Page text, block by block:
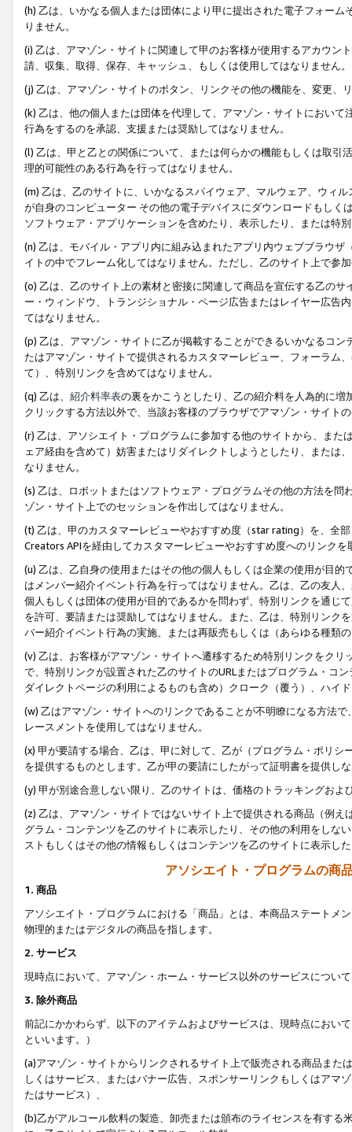
(h) 乙は、いかなる個人または団体により甲に提出された電子フォー
りません。
(i) 乙は、アマゾン・サイトに関連して甲のお客様が使用するアカウン
請、収集、取得、保存、キャッシュ、もしくは使用してはなりません。
(j) 乙は、アマゾン・サイトのボタン、リンクその他の機能を、変更、
(k) 乙は、他の個人または団体を代理して、アマゾン・サイトにおい
行為をするのを承認、支援または奨励してはなりません。
(l) 乙は、甲と乙との関係について、または何らかの機能もしくは取
理的可能性のある行為を行ってはなりません。
(m) 乙は、乙のサイトに、いかなるスパイウェア、マルウェア、ウィ
が自身のコンピューター その他の電子デバイスにダウンロードもし
ソフトウェア・アプリケーションを含めたり、表示したり、または特
(n) 乙は、モバイル・アプリ内に組み込まれたアプリ内ウェブブラウ
イトの中でフレーム化してはなりません。ただし、乙のサイト上で参
(o) 乙は、乙のサイト上の素材と密接に関連して商品を宣伝する乙の
ー・ウィンドウ、トランジショナル・ページ広告またはレイヤー広告
てはなりません。
(p) 乙は、アマゾン・サイトに乙が掲載することができるいかなるコ
たはアマゾン・サイトで提供されるカスタマーレビュー、フォーラム
て）、特別リンクを含めてはなりません。
(q) 乙は、 紹介料率表の裏をかこうとしたり、乙の紹介料を人為的に
クリックする方法以外で、当該お客様のブラウザでアマゾン・サイト
(r) 乙は、アソシエイト・プログラムに参加する他のサイトから、ま
ェア経由を含めて）妨害またはリダイレクトしようとしたり、または
なりません。
(s) 乙は、ロボットまたはソフトウェア・プログラムその他の方法を
ゾン・サイト上でのセッションを作出してはなりません。
(t) 乙は、甲のカスタマーレビューやおすすめ度（star rating）を、全
Creators APIを経由してカスタマーレビューやおすすめ度へのリンクを
(u) 乙は、乙自身の使用またはその他の個人もしくは企業の使用が目
はメンバー紹介イベント行為を行ってはなりません。乙は、乙の友人
個人もしくは団体の使用が目的であるかを問わず、特別リンクを通じ
を許可、要請または奨励してはなりません。また、乙は、特別リンク
バー紹介イベント行為の実施、または再販売もしくは（あらゆる種類
(v) 乙は、お客様がアマゾン・サイトへ遷移するため特別リンクをク
で、特別リンクが設置された乙のサイトのURLまたはプログラム・コ
ダイレクトページの利用によるものも含め）クローク（覆う）、ハイ
(w) 乙はアマゾン・サイトへのリンクであることが不明瞭になる方法
レースメントを使用してはなりません。
(x) 甲が要請する場合、乙は、甲に対して、乙が（プログラム・ポリ
を提供するものとします。乙が甲の要請にしたがって証明書を提供し
(y) 甲が別途合意しない限り、乙のサイトは、価格のトラッキングお
(z) 乙は、アマゾン・サイトではないサイト上で提供される商品（例
グラム・コンテンツを乙のサイトに表示したり、その他の利用をしな
ストもしくはその他の情報もしくはコンテンツを乙のサイトに表示し
アソシエイト・プログラムの商
1. 商品
アソシエイト・プログラムにおける「商品」とは、本商品ステートメ
物理的またはデジタルの商品を指します。
2. サービス
現時点において、アマゾン・ホーム・サービス以外のサービスについ
3. 除外商品
前記にかかわらず、以下のアイテムおよびサービスは、現時点におい
といいます。）
(a)アマゾン・サイトからリンクされるサイト上で販売される商品ま
しくはサービス、またはバナー広告、スポンサーリンクもしくはアマ
たはサービス）、
(b)乙がアルコール飲料の製造、卸売または頒布のライセンスを有す